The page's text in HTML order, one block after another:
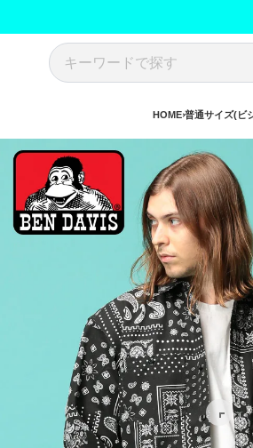
HOME 普通サイズ(ビ